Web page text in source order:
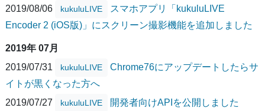
2019/08/06 kukuluLIVE
スマホアプリ「kukuluLIVE
Encoder 2 (iOS版)」にスクリーン撮影機能を追加しました
2019年 07月
2019/07/31
kukuluLIVE
Chrome76にアップデートしたらサ
イトが黒くなった方へ
2019/07/27
kukuluLIVE 開発者向けAPIを公開しました